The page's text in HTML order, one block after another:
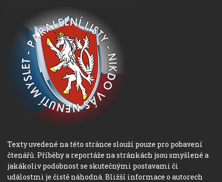
Texty uvedené na této stránce slouží pouze pro pobavení
čtenářů. Příběhy a reportáže na stránkách jsou smyšlené a
jakákoliv podobnost se skutečnými postavami či
událostmi je čistě náhodná. Bližší informace o autorech